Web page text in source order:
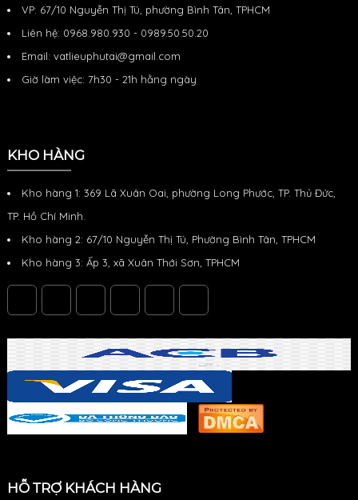
VP: 67/10 Nguyễn Thị Tú, phường Bình Tân, TPHCM
Liên hệ: 0968.980.930 - 0989.50.50.20
Email: vatlieuphutai@gmail.com
Giờ làm việc: 7h30 - 21h hằng ngày
KHO HÀNG
Kho hàng 1: 369 Lã Xuân Oai, phường Long Phước, TP. Thủ Đức,
TP. Hồ Chí Minh.
Kho hàng 2: 67/10 Nguyễn Thị Tú, Phường Bình Tân, TPHCM
Kho hàng 3: Ấp 3, xã Xuân Thới Sơn, TPHCM
HỖ TRỢ KHÁCH HÀNG